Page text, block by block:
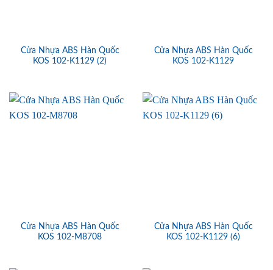
Cửa Nhựa ABS Hàn Quốc
KOS 102-K1129 (2)
Cửa Nhựa ABS Hàn Quốc
KOS 102-K1129
Cửa Nhựa ABS Hàn Quốc
KOS 102-M8708
Cửa Nhựa ABS Hàn Quốc
KOS 102-K1129 (6)